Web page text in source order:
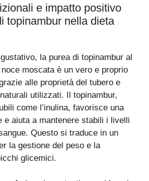
e impatto positivo
topinambur nella dieta
la purea di topinambur al
moscata è un vero e proprio
alle proprietà del tubero e
utilizzati. Il topinambur,
come l’inulina, favorisce una
e aiuta a mantenere stabili i livelli
Questo si traduce in un
la gestione del peso e la
glicemici.